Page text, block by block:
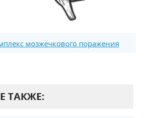
мозжечкового поражения
ТАКЖЕ: